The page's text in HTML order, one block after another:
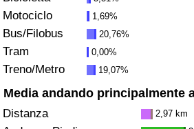
Motociclo 1,69%
Bus/Filobus 20,76%
Tram 0,00%
Treno/Metro 19,07%
Media andando principalmente
Distanza 2,97 km
Traffico
Indice del Traffico
Indice del traffico (Corrente)
Indice del traffico per Nazione